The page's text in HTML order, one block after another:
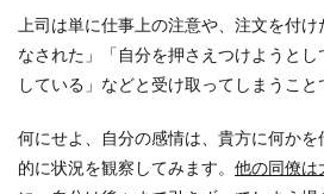
上司は単に仕事上の注意や、注文を付
なされた」「自分を押さえつけようと
している」などと受け取ってしまうこと
何にせよ、自分の感情は、貴方に何かを
的に状況を観察してみます。 他の同僚は